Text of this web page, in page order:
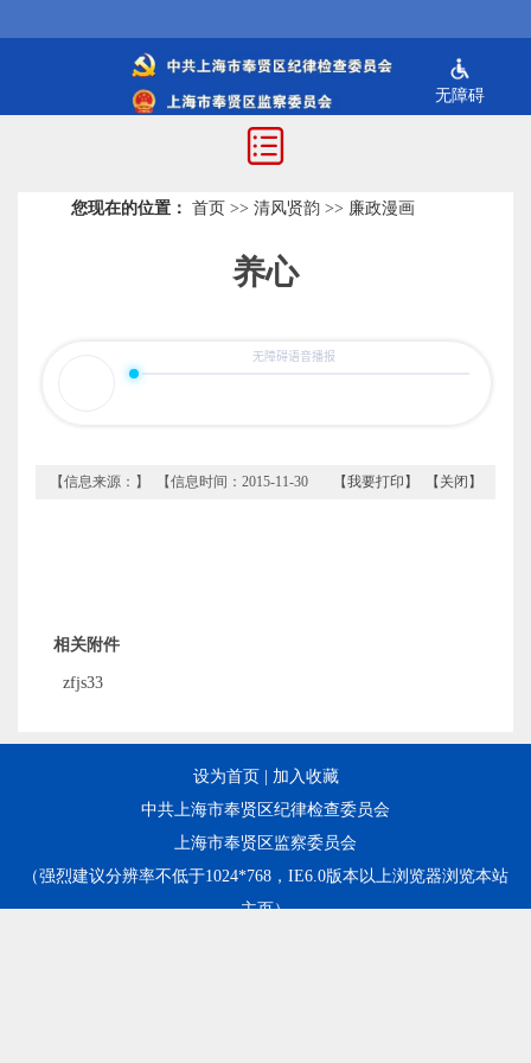
无障碍
您现在的位置： 首页 >> 清风贤韵 >> 廉政漫画
养心
【信息来源：】 【信息时间：2015-11-30 【我要打印】 【关闭】
相关附件
zfjs33
设为首页
加入收藏
中共上海市奉贤区纪律检查委员会
上海市奉贤区监察委员会
（强烈建议分辨率不低于1024*768，IE6.0版本以上浏览器浏览本站
主页）